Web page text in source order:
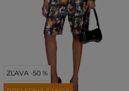
ZĽAVA -50 %